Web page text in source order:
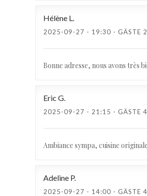
Hélène L
2025-09-27 - 19:30 - GÄSTE 2
Bonne adresse, nous avons très
Eric G
2025-09-27 - 21:15 - GÄSTE 4
Ambiance sympa, cuisine
Adeline P
2025-09-27 - 14:00 - GÄSTE 4